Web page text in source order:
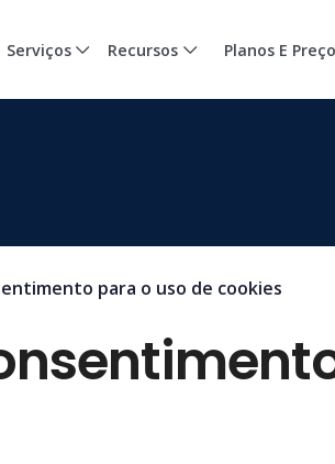
Serviços Recursos Planos E
para o uso de cookies